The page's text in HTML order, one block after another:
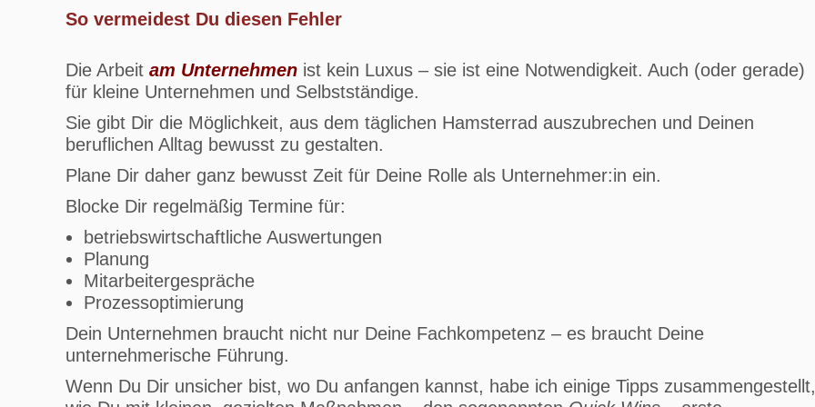
So vermeidest Du diesen Fehler
Die Arbeit am Unternehmen ist kein Luxus – sie ist eine Notwendigkeit. Auch (oder gerade)
für kleine Unternehmen und Selbstständige.
Sie gibt Dir die Möglichkeit, aus dem täglichen Hamsterrad auszubrechen und Deinen
beruflichen Alltag bewusst zu gestalten.
Plane Dir daher ganz bewusst Zeit für Deine Rolle als Unternehmer:in ein.
Blocke Dir regelmäßig Termine für:
betriebswirtschaftliche Auswertungen
Planung
Mitarbeitergespräche
Prozessoptimierung
Dein Unternehmen braucht nicht nur Deine Fachkompetenz – es braucht Deine
unternehmerische Führung.
Wenn Du Dir unsicher bist, wo Du anfangen kannst, habe ich einige Tipps zusammengestellt,